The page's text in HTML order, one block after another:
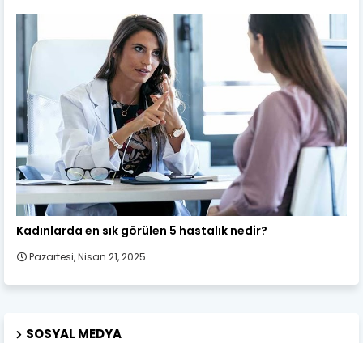
Kadın Sağlığı
Kadınlarda en sık görülen 5 hastalık nedir?
Pazartesi, Nisan 21, 2025
SOSYAL MEDYA